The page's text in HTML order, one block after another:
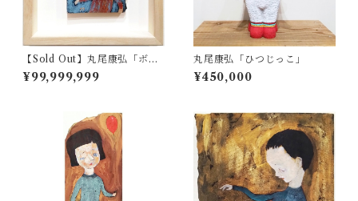
【Sold Out】丸尾康弘「ボ
ク」
¥99,999,999
丸尾康弘「ひつじっこ」
¥450,000